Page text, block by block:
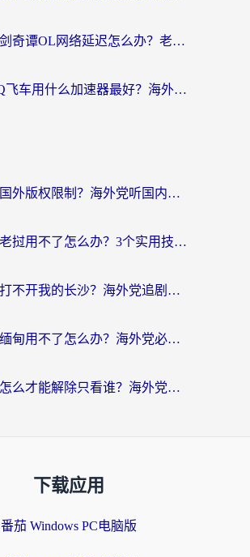
海外打古剑奇谭OL网络延迟怎么办？老玩家亲测有效的加速器选择指南
英国玩QQ飞车用什么加速器最好？海外党亲测，告别漂移卡顿的终极选择
酷我音乐国外版权限制？海外党听国内歌、玩游戏、看剧的一站式解决方案
有缘网在老挝用不了怎么办？3个实用技巧解决海外访问国内服务难题
台湾怎么打不开我的长沙？海外党追剧看片、用环球时报不卡的实用指南
洋码头在缅甸用不了怎么办？海外党必备回国加速指南，解决追剧购物生活服务难题
优酷视频怎么才能解除只看谁？海外党亲测有效的追剧自由指南
下载应用
番茄 Windows PC电脑版